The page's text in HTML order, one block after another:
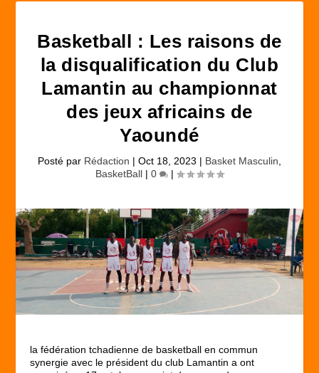
Basketball : Les raisons de
la disqualification du Club
Lamantin au championnat
des jeux africains de
Yaoundé
Posté par Rédaction | Oct 18, 2023 | Basket Masculin
BasketBall | 0 |
la fédération tchadienne de basketball en commun
synergie avec le président du club Lamantin a ont